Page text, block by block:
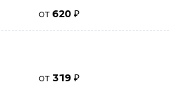
от 620 ₽
от 319 ₽